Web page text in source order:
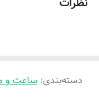
دسته‌بندی: ساعت و